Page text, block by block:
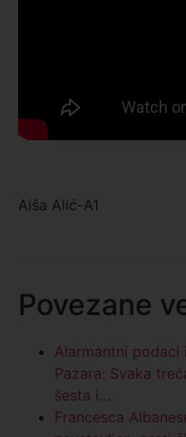
Aiša Alić-A1
Povezane
Alarmantni podaci
Pazara: Svaka
šesta i…
Francesca